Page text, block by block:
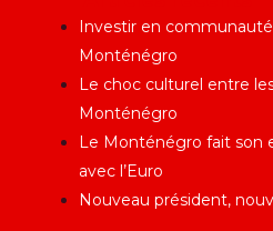
Investir en communauté
Monténégro
Le choc culturel entre
Monténégro
Le Monténégro fait son
avec l’Euro
Nouveau président,